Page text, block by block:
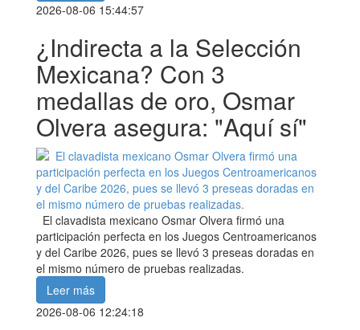
2026-08-06 15:44:57
¿Indirecta a la Selección
Mexicana? Con 3
medallas de oro, Osmar
Olvera asegura: "Aquí sí"
El clavadista mexicano Osmar Olvera firmó una
participación perfecta en los Juegos Centroamericanos
y del Caribe 2026, pues se llevó 3 preseas doradas en
el mismo número de pruebas realizadas.
Leer más
2026-08-06 12:24:18